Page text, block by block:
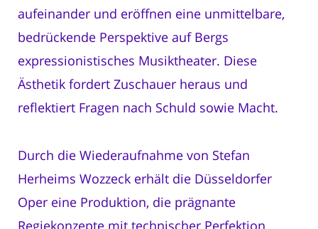
aufeinander und eröffnen eine unmittelbare,
bedrückende Perspektive auf Bergs
expressionistisches Musiktheater. Diese
Ästhetik fordert Zuschauer heraus und
reflektiert Fragen nach Schuld sowie Macht.
Durch die Wiederaufnahme von Stefan
Herheims Wozzeck erhält die Düsseldorfer
Oper eine Produktion, die prägnante
Regiekonzepte mit technischer Perfektion